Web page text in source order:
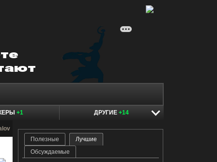
+1 ДРУГИЕ +14
Полезные
Лучшие
Обсуждаемые